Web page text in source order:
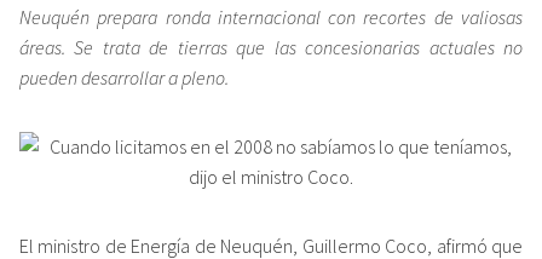
Neuquén prepara ronda internacional con recortes de valiosas
áreas. Se trata de tierras que las concesionarias actuales no
pueden desarrollar a pleno.
El ministro de Energía de Neuquén, Guillermo Coco, afirmó que